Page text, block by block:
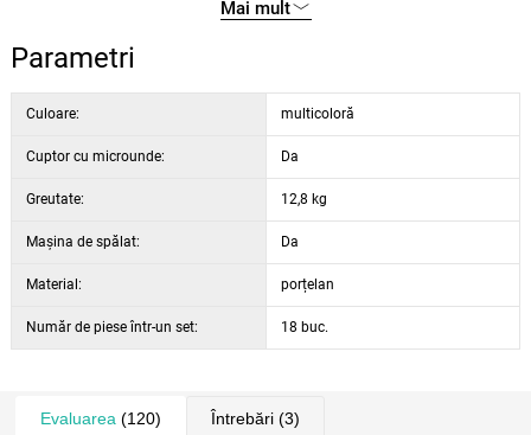
aranjate frumos. Și nimic nu e mai gustos, decât bunătățile pregătite
cu dragoste și servite pe farfurii frumoase.
atmosferă liniștită și va asigura o notă veselă oricărei mese.
6x farfurie desert - 19 x 19 cm cm
6x farfurie adâncă - 23,5 x 23,5 cm
6x farfurie plată - 27 x 27 cm
Mai mult
Parametri
Culoare: multicoloră
Cuptor cu microunde: Da
Greutate: 12,8 kg
Maşina de spălat: Da
Material: porțelan
Număr de piese într-un set: 18 buc.
Evaluarea (120) Întrebări(3)